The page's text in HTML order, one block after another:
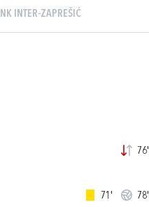
NK INTER-ZAPREŠIĆ
76'
71' 78'